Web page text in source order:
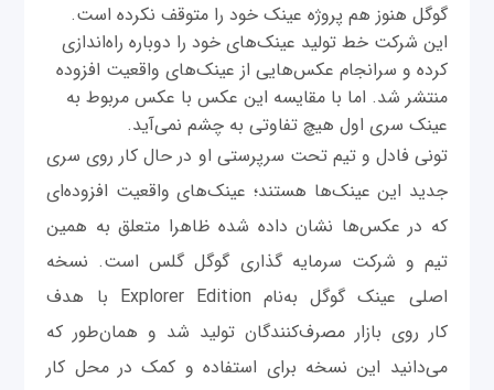
گوگل هنوز هم پروژه عینک خود را متوقف نکرده است.
این شرکت خط تولید عینک‌های خود را دوباره راه‌اندازی
کرده و سرانجام عکس‌هایی از عینک‌های واقعیت افزوده
منتشر شد. اما با مقایسه این عکس با عکس مربوط به
عینک سری اول هیچ تفاوتی به چشم نمی‌آید.
تونی فادل و تیم تحت سرپرستی او در حال کار روی سری
جدید این عینک‌ها هستند؛ عینک‌های واقعیت افزوده‌ای
که در عکس‌ها نشان داده شده ظاهرا متعلق به همین
تیم و شرکت سرمایه ‌گذاری گوگل گلس است. نسخه
اصلی عینک گوگل به‌نام Explorer Edition با هدف
کار روی بازار مصرف‌کنندگان تولید شد و همان‌طور که
می‌دانید این نسخه برای استفاده و کمک در محل کار